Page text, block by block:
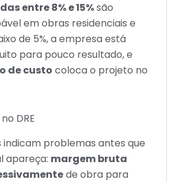
entre 8% e 15%são
em obras residenciais e
de 5%, a empresa está
para pouco resultado, e
de custo coloca o projeto no
DRE
indicam problemas antes que
apareça: margem bruta
de obra para